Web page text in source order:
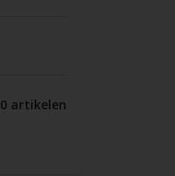
0 artikelen